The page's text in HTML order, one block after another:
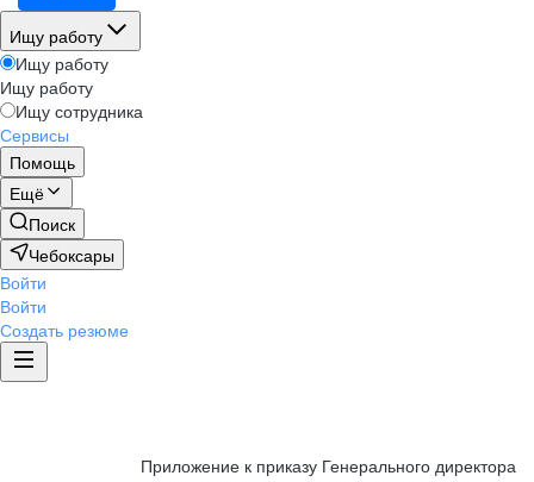
Ищу работу
Ищу работу
Ищу работу
Ищу сотрудника
Сервисы
Помощь
Ещё
Поиск
Чебоксары
Войти
Войти
Создать резюме
Приложение к приказу Генерального директора